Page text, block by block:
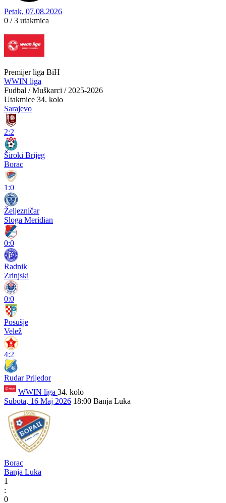
Petak, 07.08.2026
0 / 3 utakmica
Premijer liga BiH
WWIN liga
Fudbal / Muškarci / 2025-2026
Utakmice 34. kolo
Sarajevo
2:2
Široki Brijeg
Borac
1:0
Željezničar
Sloga Meridian
0:0
Radnik
Zrinjski
0:0
Posušje
Velež
4:2
Rudar Prijedor
WWIN liga 34. kolo
Subota, 16 Maj 2026 18:00 Banja Luka
Borac
Banja Luka
1
:
0